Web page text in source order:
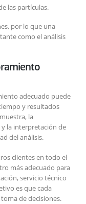
las partículas.
por lo que una
como el análisis
adecuado puede
y resultados
la
la interpretación de
del análisis.
clientes en todo el
más adecuado para
servicio técnico
es que cada
de decisiones.